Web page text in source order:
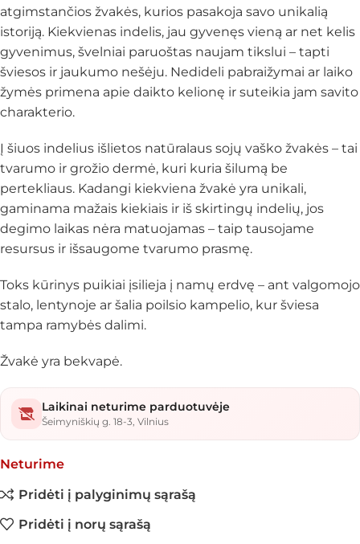
atgimstančios žvakės, kurios pasakoja savo unikalią
istoriją. Kiekvienas indelis, jau gyvenęs vieną ar net kelis
gyvenimus, švelniai paruoštas naujam tikslui – tapti
šviesos ir jaukumo nešėju. Nedideli pabraižymai ar laiko
žymės primena apie daikto kelionę ir suteikia jam savito
charakterio.
Į šiuos indelius išlietos natūralaus sojų vaško žvakės – tai
tvarumo ir grožio dermė, kuri kuria šilumą be
pertekliaus. Kadangi kiekviena žvakė yra unikali,
gaminama mažais kiekiais ir iš skirtingų indelių, jos
degimo laikas nėra matuojamas – taip tausojame
resursus ir išsaugome tvarumo prasmę.
Toks kūrinys puikiai įsilieja į namų erdvę – ant valgomojo
stalo, lentynoje ar šalia poilsio kampelio, kur šviesa
tampa ramybės dalimi.
Žvakė yra bekvapė.
Laikinai neturime parduotuvėje
Šeimyniškių g. 18-3, Vilnius
Neturime
Pridėti į palyginimų sąrašą
Pridėti į norų sąrašą